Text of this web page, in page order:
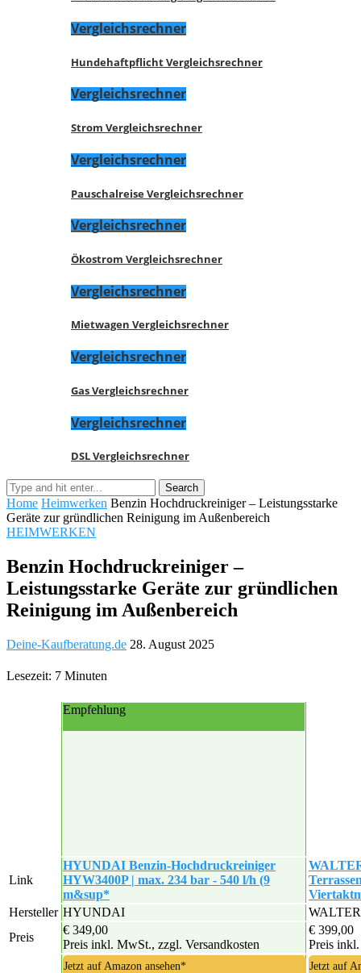
Vergleichsrechner
Hundehaftpflicht Vergleichsrechner
Vergleichsrechner
Strom Vergleichsrechner
Vergleichsrechner
Pauschalreise Vergleichsrechner
Vergleichsrechner
Ökostrom Vergleichsrechner
Vergleichsrechner
Mietwagen Vergleichsrechner
Vergleichsrechner
Gas Vergleichsrechner
Vergleichsrechner
DSL Vergleichsrechner
Home Heimwerken Benzin Hochdruckreiniger – Leistungsstarke
Geräte zur gründlichen Reinigung im Außenbereich
HEIMWERKEN
Benzin Hochdruckreiniger –
Leistungsstarke Geräte zur gründlichen
Reinigung im Außenbereich
Deine-Kaufberatung.de 28. August 2025
Lesezeit: 7 Minuten
Empfehlung
Link
HYUNDAI Benzin-Hochdruckreiniger
HYW3400P | max. 234 bar - 540 l/h (9
m&sup*
Hersteller HYUNDAI
Preis
€ 349,00
Preis inkl. MwSt., zzgl. Versandkosten
€ 399,00
Preis
Jetzt auf Amazon ansehen* Jetzt auf